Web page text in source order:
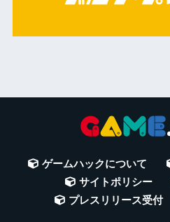
ゲームハックについて
サイトポリシー
プレスリリース受付